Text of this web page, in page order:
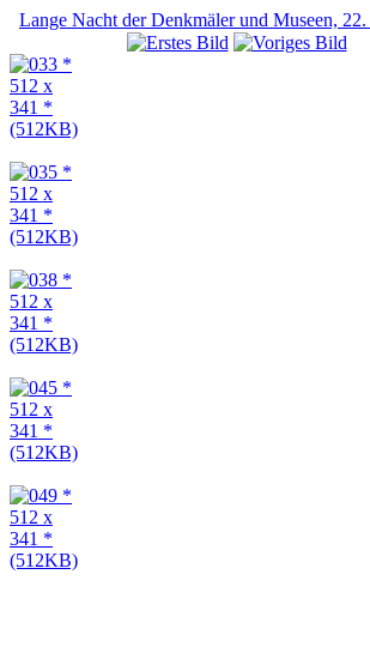
Lange Nacht der Denkmäler und Museen,